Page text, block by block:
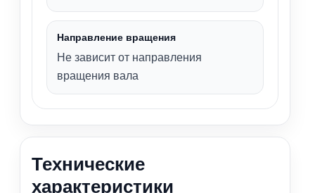
Направление вращения
Не зависит от направления
вращения вала
Технические
характеристики